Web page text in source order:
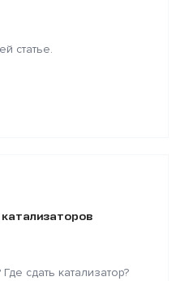
статье.
сдать катализатор?